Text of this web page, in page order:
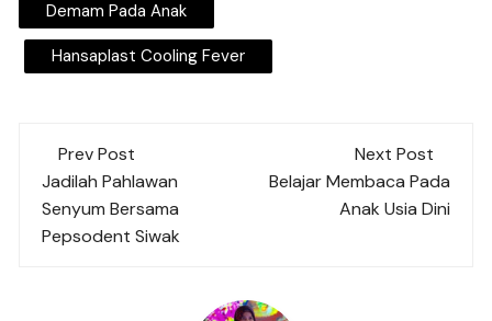
Demam Pada Anak
Hansaplast Cooling Fever
Post
navigation
Prev Post
Jadilah Pahlawan
Senyum Bersama
Pepsodent Siwak
Next Post
Belajar Membaca Pada
Anak Usia Dini